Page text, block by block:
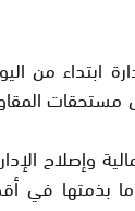
وإصلاح
ما بذمتها في